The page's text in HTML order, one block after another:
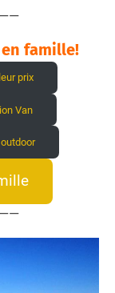
famille!
prix
Van